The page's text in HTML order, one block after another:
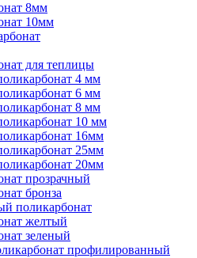
8мм
10мм
для теплицы
4 мм
6 мм
8 мм
10 мм
16мм
25мм
20мм
прозрачный
бронза
поликарбонат
желтый
зеленый
профилированный